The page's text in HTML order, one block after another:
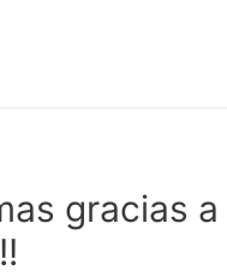
gracias